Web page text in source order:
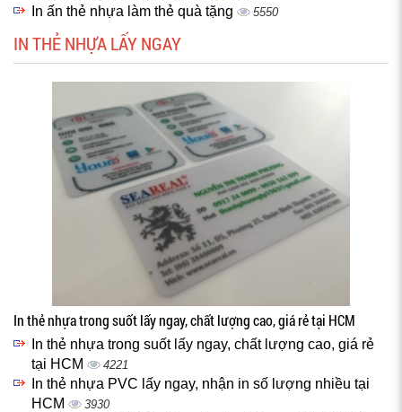
In ấn thẻ nhựa làm thẻ quà tặng 5550
IN THẺ NHỰA LẤY NGAY
In thẻ nhựa trong suốt lấy ngay, chất lượng cao, giá rẻ tại HCM
In thẻ nhựa trong suốt lấy ngay, chất lượng cao, giá rẻ
tại HCM
4221
In thẻ nhựa PVC lấy ngay, nhận in số lượng nhiều tại
HCM
3930